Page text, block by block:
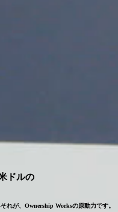
ドルの
が、Ownership Worksの原動力です。